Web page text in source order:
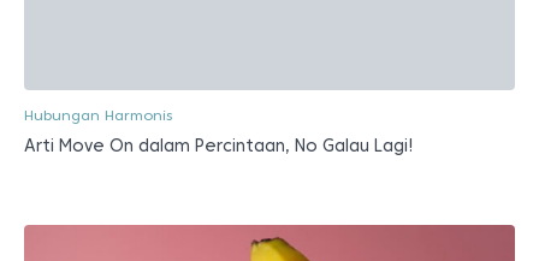
Hubungan Harmonis
Arti Move On dalam Percintaan, No Galau Lagi!